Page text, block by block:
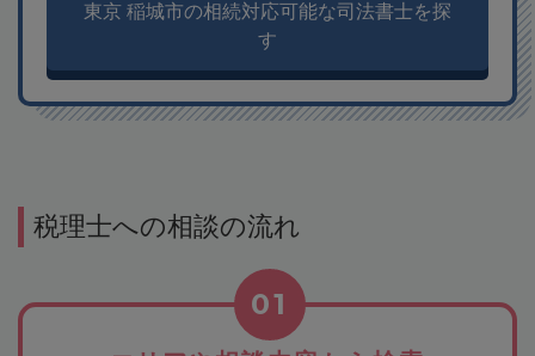
東京 稲城市の相続対応可能な司法書士を探
す
税理士への相談の流れ
01